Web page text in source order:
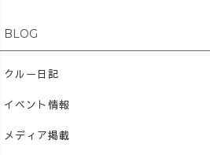
BLOG
クルー日記
イベント情報
メディア掲載